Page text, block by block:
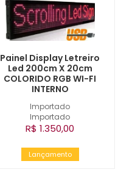
Importado
Importado
Painel Display Letreiro
Led 200cm X 20cm
COLORIDO RGB WI-FI
INTERNO
R$ 1.350,00
Lançamento